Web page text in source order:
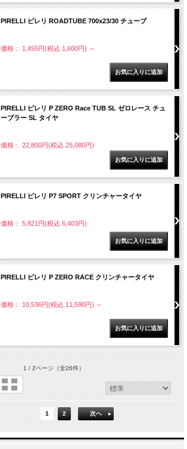
PIRELLI ピレリ ROADTUBE 700x23/30 チューブ
価格： 1,455円(税込 1,600円) ～
PIRELLI ピレリ P ZERO Race TUB SL ゼロレース チュ
ーブラー SL タイヤ
価格： 22,800円(税込 25,080円)
PIRELLI ピレリ P7 SPORT クリンチャータイヤ
価格： 5,821円(税込 6,403円)
PIRELLI ピレリ P ZERO RACE クリンチャータイヤ
価格： 10,536円(税込 11,590円) ～
1 / 2ページ（全26件）
1 2 次へ